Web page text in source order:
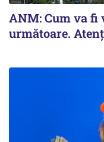
ANM: Cum va fi
următoare.